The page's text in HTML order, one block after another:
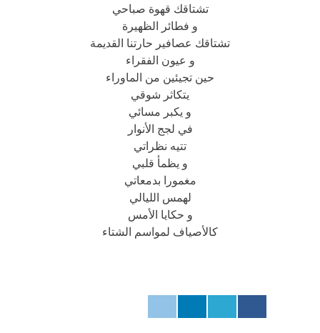
تشتاقك قهوة صباحي
و فطائر الظهيرة
تشتاقك عصافير حارتنا القديمة
و عيون الفقراء
حين تجيئين من الماوراء
يتكاثر شوقي
و يكبر مسائي
في لجج الأنوار
تتيه نظراتي
و يظمأ قلبي
مغمورا بدمعاتي
لهمس الليالي
و حكايا الأمس
كالأصياف لمواسم الشتاء